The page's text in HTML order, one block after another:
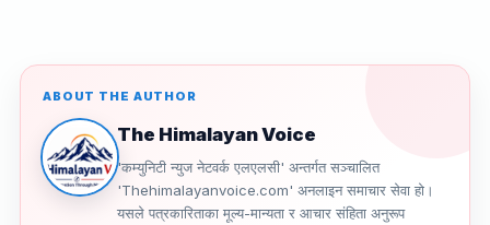
ABOUT THE AUTHOR
The Himalayan Voice
'कम्युनिटी न्युज नेटवर्क एलएलसी' अन्तर्गत सञ्चालित
'Thehimalayanvoice.com' अनलाइन समाचार सेवा हो।
यसले पत्रकारिताका मूल्य-मान्यता र आचार संहिता अनुरूप